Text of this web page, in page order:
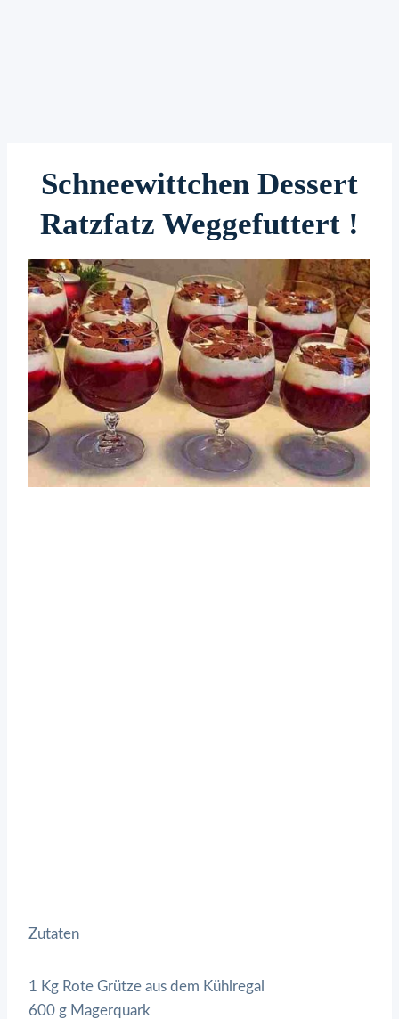
Schneewittchen Dessert
Ratzfatz Weggefuttert !
Zutaten
1 Kg Rote Grütze aus dem Kühlregal
600 g Magerquark